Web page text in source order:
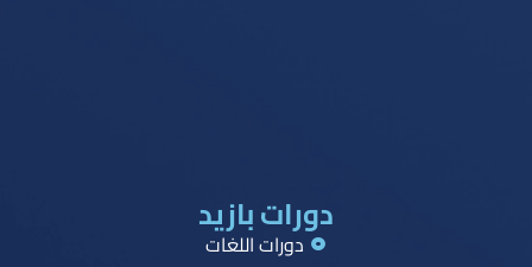
دورات بازيد
دورات اللغات